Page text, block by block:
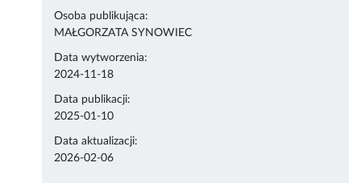
Osoba publikująca:
MAŁGORZATA SYNOWIEC
Data wytworzenia:
2024-11-18
Data publikacji:
2025-01-10
Data aktualizacji:
2026-02-06